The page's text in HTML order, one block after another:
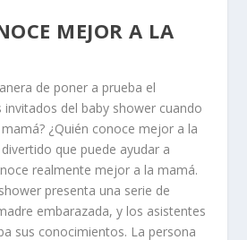
MEJOR A LA
de poner a prueba el
del baby shower cuando
¿Quién conoce mejor a la
que puede ayudar a
realmente mejor a la mamá.
presenta una serie de
embarazada, y los asistentes
sus conocimientos. La persona